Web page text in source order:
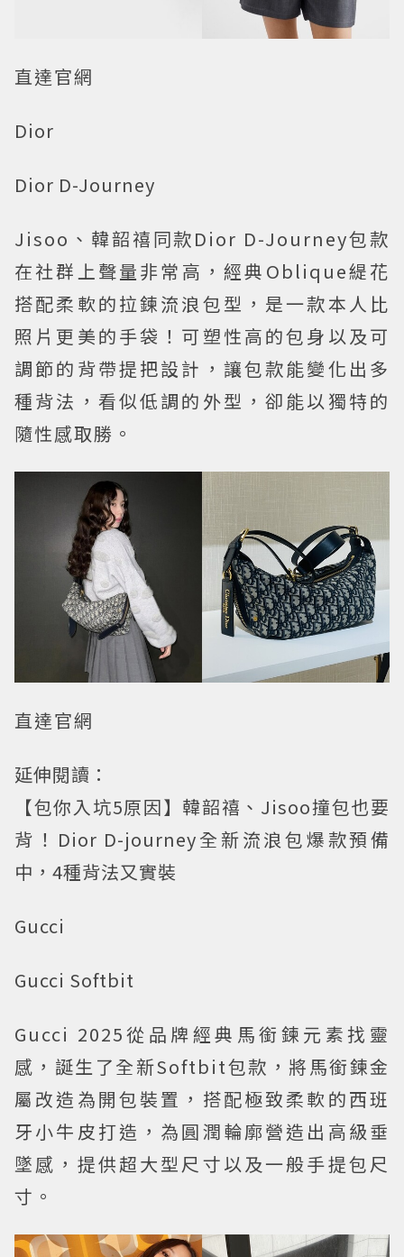
直達官網
Dior
Dior D-Journey
Jisoo、韓韶禧同款Dior D-Journey包款
在社群上聲量非常高，經典Oblique緹花
搭配柔軟的拉鍊流浪包型，是一款本人比
照片更美的手袋！可塑性高的包身以及可
調節的背帶提把設計，讓包款能變化出多
種背法，看似低調的外型，卻能以獨特的
隨性感取勝。
直達官網
延伸閱讀：
【包你入坑5原因】韓韶禧、Jisoo撞包也要
背！Dior D-journey全新流浪包爆款預備
中，4種背法又實裝
Gucci
Gucci Softbit
Gucci 2025從品牌經典馬銜鍊元素找靈
感，誕生了全新Softbit包款，將馬銜鍊金
屬改造為開包裝置，搭配極致柔軟的西班
牙小牛皮打造，為圓潤輪廓營造出高級垂
墜感，提供超大型尺寸以及一般手提包尺
寸。